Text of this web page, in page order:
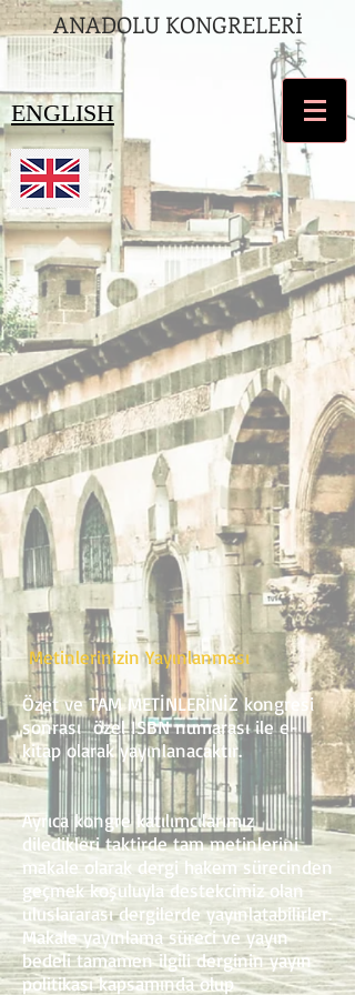
ANADOLU KONGRELERİ
ENGLISH
Metinlerinizin Yayınlanması
Özet ve TAM METİNLERİNİZ kongresi
sonrası özel ISBN numarası ile e-
kitap olarak yayınlanacaktır.
​Ayrıca kongre katılımcılarımız
diledikleri taktirde tam metinlerini
makale olarak dergi hakem sürecinden
geçmek koşuluyla destekcimiz olan
uluslararası dergilerde yayınlatabilirler.
Makale yayınlama süreci ve yayın
bedeli tamamen ilgili derginin yayın
politikası kapsamında olup